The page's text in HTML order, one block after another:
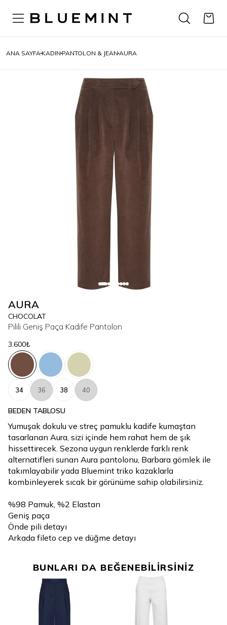
ANA SAYFA KADIN PANTOLON & JEAN AURA
AURA
CHOCOLAT
Pilili Geniş Paça Kadife Pantolon
3.600₺
34 36 38 40
BEDEN TABLOSU
Yumuşak dokulu ve streç pamuklu kadife kumaştan
tasarlanan Aura, sizi içinde hem rahat hem de şık
hissettirecek. Sezona uygun renklerde farklı renk
alternatifleri sunan Aura pantolonu, Barbara gömlek ile
takımlayabilir yada Bluemint triko kazaklarla
kombinleyerek sıcak bir görünüme sahip olabilirsiniz.
%98 Pamuk, %2 Elastan
Geniş paça
Önde pili detayı
Arkada fileto cep ve düğme detayı
BUNLARI DA BEĞENEBİLİRSİNİZ